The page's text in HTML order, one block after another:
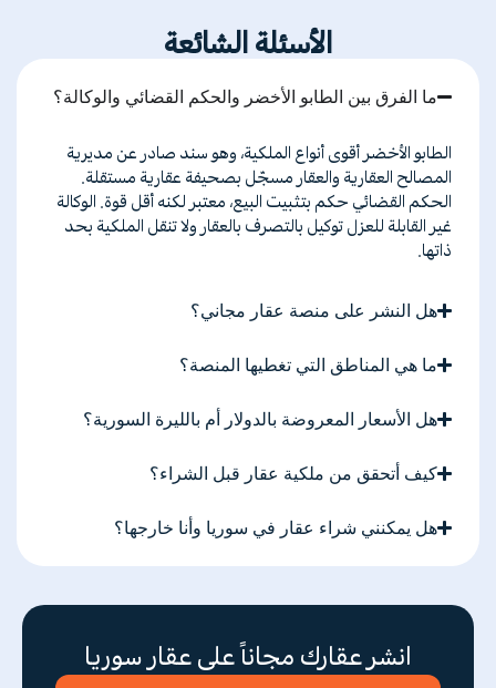
الأسئلة الشائعة
ما الفرق بين الطابو الأخضر والحكم القضائي والوكالة؟
الطابوالأخضر أقوى أنواعالملكية،وهوسندصادر عنمديرية
المصالحالعقاريةوالعقار مسجّل بصحيفةعقاريةمستقلة.
الحكمالقضائي حكمبتثبيتالبيع،معتبر لكنهأقل قوة.الوكالة
غير القابلةللعزل توكيل بالتصرفبالعقار ولاتنقل الملكيةبحد
ذاتها.
هل النشر على منصة عقار مجاني؟
ما هي المناطق التي تغطيها المنصة؟
هل الأسعار المعروضة بالدولار أم بالليرة السورية؟
كيف أتحقق من ملكية عقار قبل الشراء؟
هل يمكنني شراء عقار في سوريا وأنا خارجها؟
انشر عقارك مجاناً على عقار سوريا